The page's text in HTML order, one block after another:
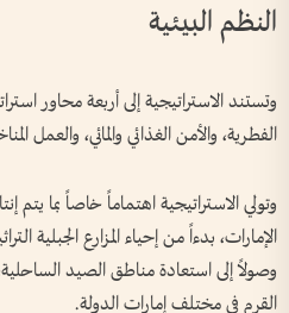
النظم البيئية
وتستند الاستراتيجية إلى أربعة محاور
الفطرية، والأمن الغذائي والمائي، والعمل
وتولي الاستراتيجية اهتماماً خاصاً بما يتم
الإمارات، بدءاً من إحياء المزارع الجبلية
وصولاً إلى استعادة مناطق الصيد
القرم في مختلف إمارات الدولة.